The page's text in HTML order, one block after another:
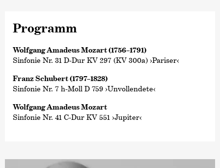
Programm
Wolfgang Amadeus Mozart (1756–1791)
Sinfonie Nr. 31 D-Dur KV 297 (KV 300a) ›Pariser‹
Franz Schubert (1797–1828)
Sinfonie Nr. 7 h-Moll D 759 ›Unvollendete‹
Wolfgang Amadeus Mozart
Sinfonie Nr. 41 C-Dur KV 551 ›Jupiter‹